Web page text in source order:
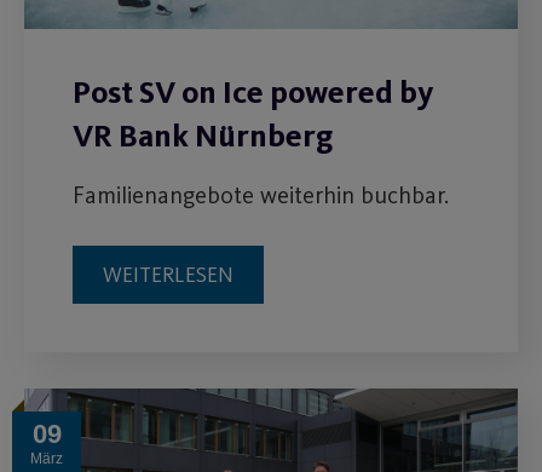
Post SV on Ice powered by
VR Bank Nürnberg
Familienangebote weiterhin buchbar.
WEITERLESEN
09
März